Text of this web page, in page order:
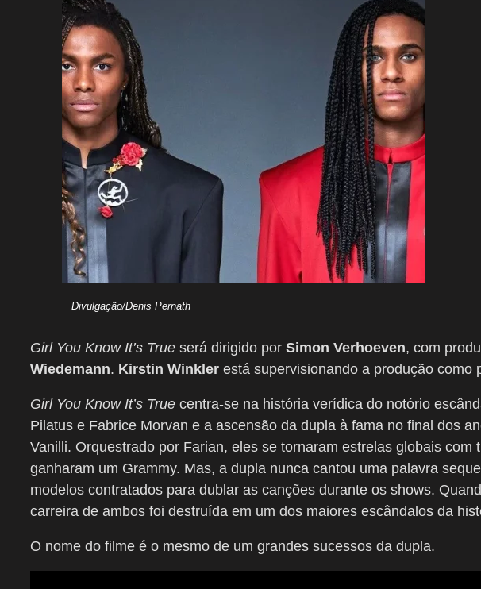
Divulgação/Denis Pernath
Girl You Know It’s True será dirigido por Simon Verhoeven, com
Wiedemann. Kirstin Winkler está supervisionando a produção como
Girl You Know It’s True centra-se na história verídica do notório
Pilatus e Fabrice Morvan e a ascensão da dupla à fama no final dos
Vanilli. Orquestrado por Farian, eles se tornaram estrelas globais com
ganharam um Grammy. Mas, a dupla nunca cantou uma palavra
modelos contratados para dublar as canções durante os shows.
carreira de ambos foi destruída em um dos maiores escândalos da
O nome do filme é o mesmo de um grandes sucessos da dupla.